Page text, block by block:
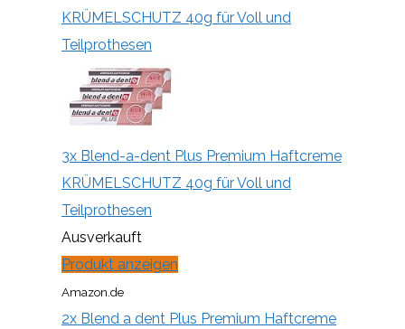
KRÜMELSCHUTZ 40g für Voll und
Teilprothesen
3x Blend-a-dent Plus Premium Haftcreme
KRÜMELSCHUTZ 40g für Voll und
Teilprothesen
Ausverkauft
Produkt anzeigen
Amazon.de
2x Blend a dent Plus Premium Haftcreme